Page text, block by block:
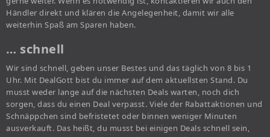
Händler direkt und klären die Angelegenheit, damit wir alle
weiterhin Spaß am Sparen haben.
… schnell
Wir sind schnell, geben unser Bestes und das täglich von 8 bis 1
Uhr. Mit DealGott bist du immer auf dem aktuellsten Stand. Du
musst weder lange auf die nächsten Deals warten, noch dich
sorgen, dass du einen Deal verpasst. Viele der Rabattaktionen und
Schnäppchen sind befristetet oder binnen weniger Minuten
ausverkauft. Das heißt, du musst bei einigen Deals schnell sein,